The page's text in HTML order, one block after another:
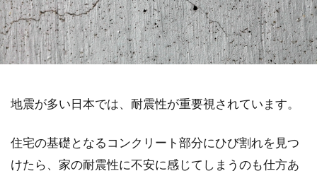
地震が多い日本では、耐震性が重要視されています。
住宅の基礎となるコンクリート部分にひび割れを見つ
けたら、家の耐震性に不安に感じてしまうのも仕方あ